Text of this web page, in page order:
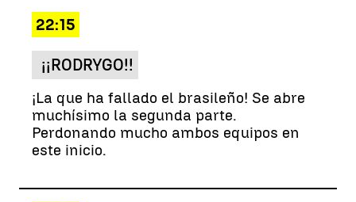
22:15
¡¡RODRYGO!!
¡La que ha fallado el brasileño! Se abre
muchísimo la segunda parte.
Perdonando mucho ambos equipos en
este inicio.